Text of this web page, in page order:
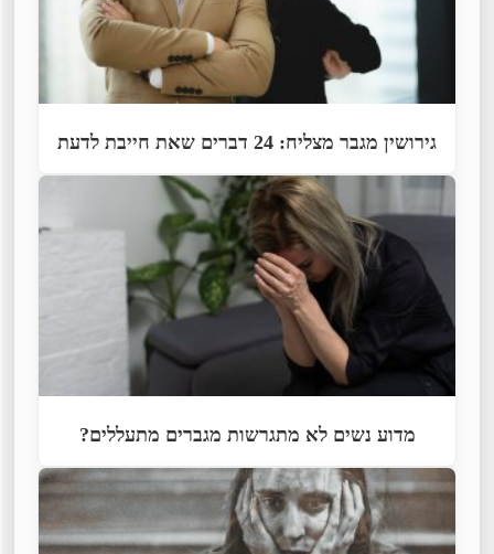
גירושין מגבר מצליח: 24 דברים שאת חייבת לדעת
מדוע נשים לא מתגרשות מגברים מתעללים?